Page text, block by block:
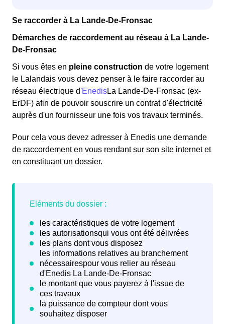
Se raccorder à La Lande-De-Fronsac
Démarches de raccordement au réseau à La Lande-
De-Fronsac
Si vous êtes en pleine construction de votre logement
le Lalandais vous devez penser à le faire raccorder au
réseau électrique d'EnedisLa Lande-De-Fronsac (ex-
ErDF) afin de pouvoir souscrire un contrat d'électricité
auprès d'un fournisseur une fois vos travaux terminés.
Pour cela vous devez adresser à Enedis une demande
de raccordement en vous rendant sur son site internet et
en constituant un dossier.